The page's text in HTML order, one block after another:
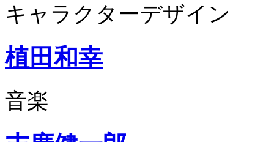
キャラクターデザイン
植田和幸
音楽